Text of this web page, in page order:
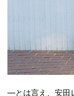
―とは言え、安田